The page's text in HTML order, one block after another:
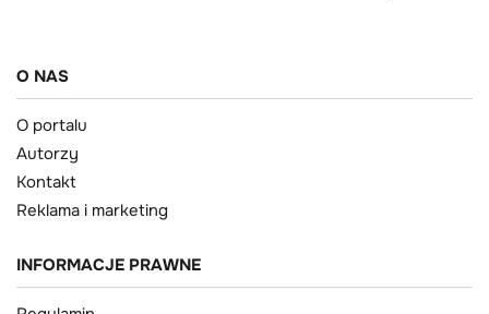
O NAS
O portalu
Autorzy
Kontakt
Reklama i marketing
INFORMACJE PRAWNE